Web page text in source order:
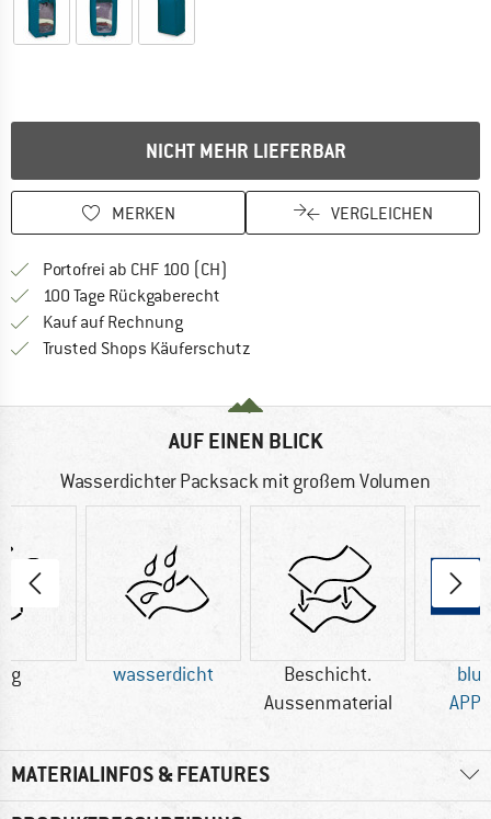
NICHT MEHR LIEFERBAR
MERKEN VERGLEICHEN
Portofrei ab CHF 100 (CH)
100 Tage Rückgaberecht
Kauf auf RechnungFinde die Zahlungs-Infos hier! Öffnet
Trusted Shops Käuferschutz
AUF EINEN BLICK
Wasserdichter Packsack mit großem Volumen
g wasserdicht
Beschicht.
Aussenmaterial
MATERIALINFOS & FEATURES